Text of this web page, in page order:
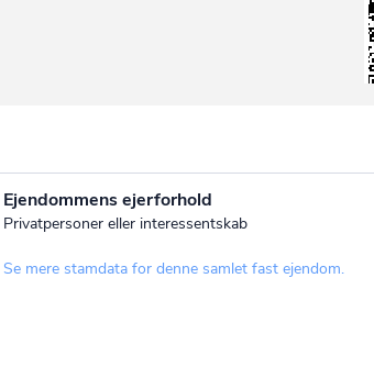
Ejendommens ejerforhold
Privatpersoner eller interessentskab
Se mere stamdata for denne samlet fast ejendom.